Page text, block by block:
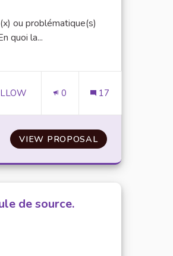
ou problématique(s)
quoi la...
sur l'eau
0 17
VIEW PROPOSALSENSIBILISER
de source.